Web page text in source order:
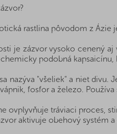
rastlina pôvodom z Ázie
je zázvor vysoko cenený
podobná
nazýva "všeliek" a niet divu.
fosfor a železo.
ovplyvňuje tráviaci proces,
aktivuje obehový systém